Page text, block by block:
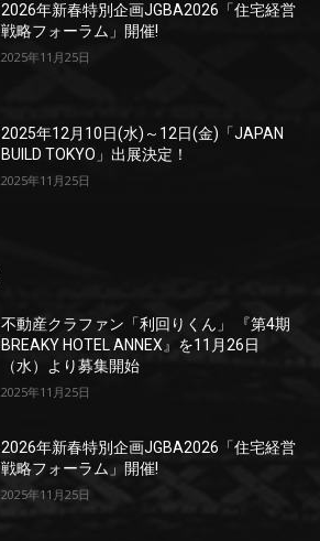
2026年新春特別企画JGBA2026「住宅経営
戦略フォーラム」開催!
2025年11月25日
2025年12月10日(水)～12日(金)「JAPAN
BUILD TOKYO」出展決定！
2025年11月25日
不動産クラファン「利回りくん」 『第4期
BREAKY HOTEL ANNEX』を11月26日
（水）より募集開始
2025年11月25日
2026年新春特別企画JGBA2026「住宅経営
戦略フォーラム」開催!
2025年11月25日